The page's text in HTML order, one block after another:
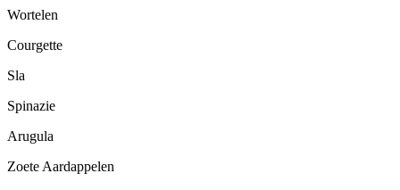
Wortelen
Courgette
Sla
Spinazie
Arugula
Zoete Aardappelen